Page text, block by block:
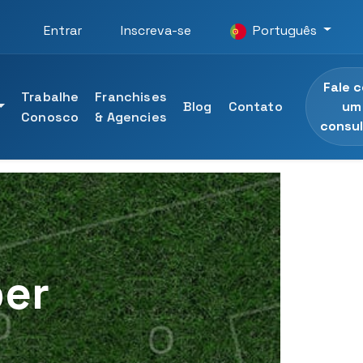
Entrar Inscreva-se Português
UTAMED
Universidade UTAMED
profissionais
Trabalhe
Conosco
Franchises
& Agencies
Blog Contato
Fale
um